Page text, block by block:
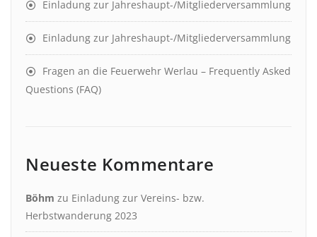
Einladung zur Jahreshaupt-/Mitgliederversammlung
Einladung zur Jahreshaupt-/Mitgliederversammlung
Fragen an die Feuerwehr Werlau – Frequently Asked
Questions (FAQ)
Neueste Kommentare
Böhm zu Einladung zur Vereins- bzw.
Herbstwanderung 2023